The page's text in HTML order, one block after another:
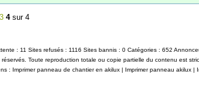
3 4sur 4
: 11 Sites refusés : 1116 Sites bannis : 0 Catégories : 652
Toute reproduction totale ou copie partielle du contenu est
: Imprimer panneau de chantier en akilux | Imprimer panneau akilux |